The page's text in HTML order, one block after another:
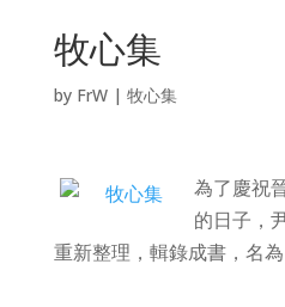
牧心集
by FrW| 牧心集
為了慶祝
的日子，
重新整理，輯錄成書，名為